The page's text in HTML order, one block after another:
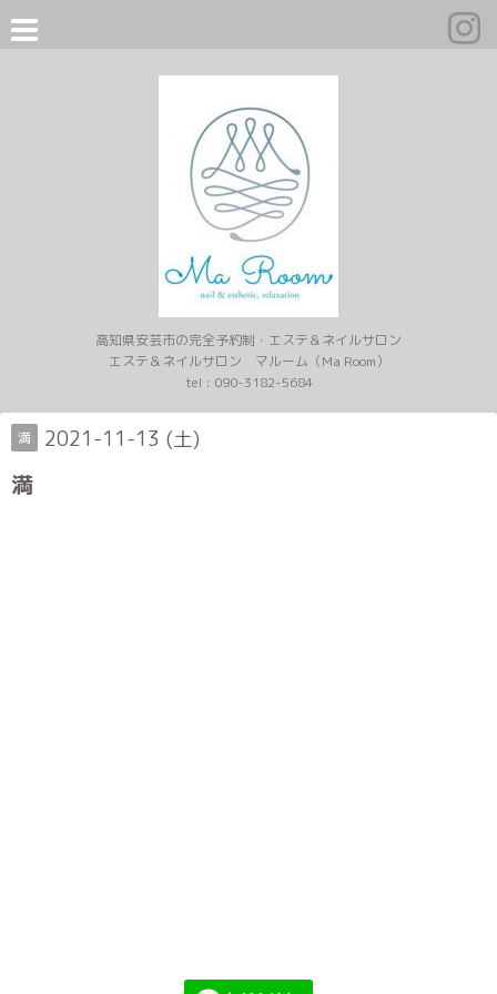
高知県安芸市の完全予約制・エステ＆ネイルサロン
エステ＆ネイルサロン マルーム（Ma Room）
tel : 090-3182-5684
満 2021-11-13 (土)
満